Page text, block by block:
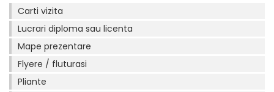
Carti vizita
Lucrari diploma sau licenta
Mape prezentare
Flyere / fluturasi
Pliante